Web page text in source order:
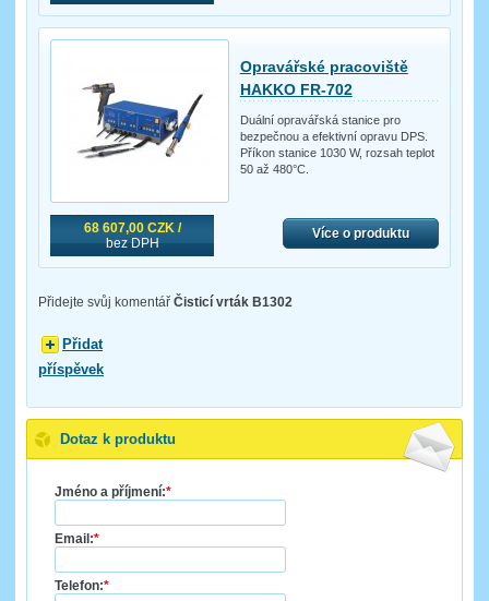
68 607,00 CZK /
bez DPH
Opravářské pracoviště
HAKKO FR-702
Duální opravářská stanice pro
bezpečnou a efektivní opravu DPS.
Příkon stanice 1030 W, rozsah teplot
50 až 480°C.
Více o produktu
Přidejte svůj komentář Čisticí vrták B1302
Přidat
příspěvek
Dotaz k produktu
Jméno a příjmení:*
Email:*
Telefon:*